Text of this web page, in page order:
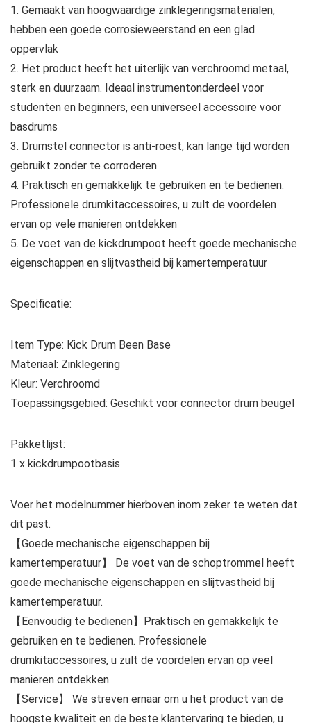
1. Gemaakt van hoogwaardige zinklegeringsmaterialen,
hebben een goede corrosieweerstand en een glad
oppervlak
2. Het product heeft het uiterlijk van verchroomd metaal,
sterk en duurzaam. Ideaal instrumentonderdeel voor
studenten en beginners, een universeel accessoire voor
basdrums
3. Drumstel connector is anti-roest, kan lange tijd worden
gebruikt zonder te corroderen
4. Praktisch en gemakkelijk te gebruiken en te bedienen.
Professionele drumkitaccessoires, u zult de voordelen
ervan op vele manieren ontdekken
5. De voet van de kickdrumpoot heeft goede mechanische
eigenschappen en slijtvastheid bij kamertemperatuur
Specificatie:
Item Type: Kick Drum Been Base
Materiaal: Zinklegering
Kleur: Verchroomd
Toepassingsgebied: Geschikt voor connector drum beugel
Pakketlijst:
1 x kickdrumpootbasis
Voer het modelnummer hierboven inom zeker te weten dat
dit past.
【Goede mechanische eigenschappen bij
kamertemperatuur】 De voet van de schoptrommel heeft
goede mechanische eigenschappen en slijtvastheid bij
kamertemperatuur.
【Eenvoudig te bedienen】Praktisch en gemakkelijk te
gebruiken en te bedienen. Professionele
drumkitaccessoires, u zult de voordelen ervan op veel
manieren ontdekken.
【Service】 We streven ernaar om u het product van de
hoogste kwaliteit en de beste klantervaring te bieden, u